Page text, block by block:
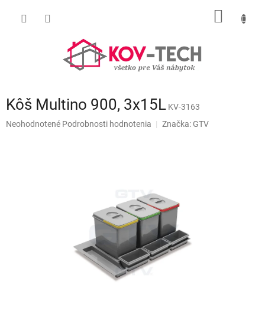
Kôš Multino 900, 3x15L KV-3163
Priemerné
Neohodnotené Podrobnosti hodnotenia Značka: GTV